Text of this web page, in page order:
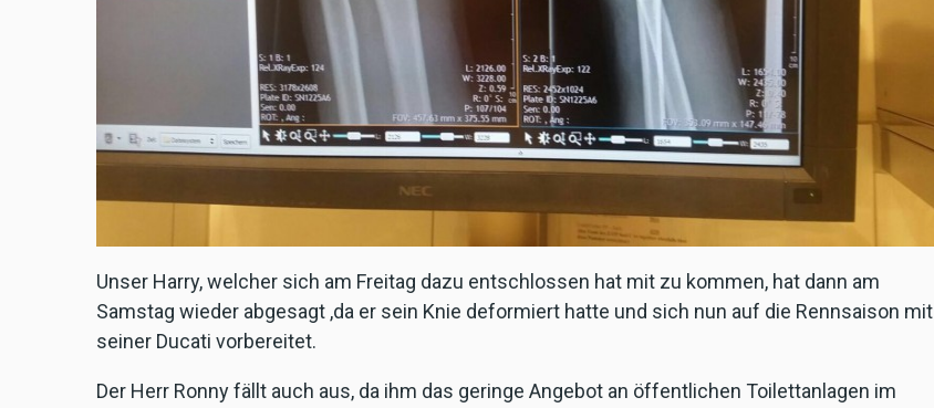
Unser Harry, welcher sich am Freitag dazu entschlossen hat mit zu kommen, hat dann am
Samstag wieder abgesagt ,da er sein Knie deformiert hatte und sich nun auf die Rennsaison mit
seiner Ducati vorbereitet.
Der Herr Ronny fällt auch aus, da ihm das geringe Angebot an öffentlichen Toilettanlagen im